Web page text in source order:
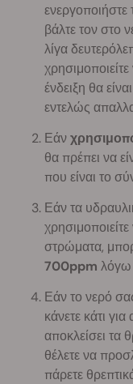
ενεργοποιήστε
βάλτε τον στο
λίγα
ένδειξη θα
εντελώς
Εάν
θα πρέπει να
που είναι το
Εάν τα
στρώματα,
700ppm λόγω
Εάν το νερό
κάνετε κάτι
αποκλείσει τα
θέλετε να
πάρετε